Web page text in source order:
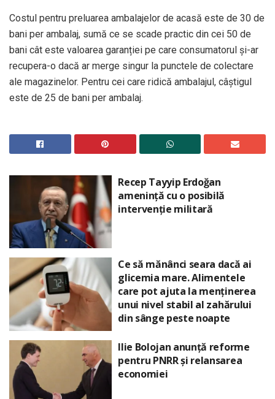
Costul pentru preluarea ambalajelor de acasă este de 30 de
bani per ambalaj, sumă ce se scade practic din cei 50 de
bani cât este valoarea garanției pe care consumatorul și-ar
recupera-o dacă ar merge singur la punctele de colectare
ale magazinelor. Pentru cei care ridică ambalajul, câștigul
este de 25 de bani per ambalaj.
Recep Tayyip Erdoğan
amenință cu o posibilă
intervenție militară
Ce să mănânci seara dacă ai
glicemia mare. Alimentele
care pot ajuta la menținerea
unui nivel stabil al zahărului
din sânge peste noapte
Ilie Bolojan anunță reforme
pentru PNRR și relansarea
economiei